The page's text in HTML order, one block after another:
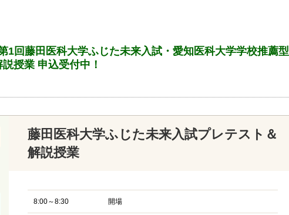
1回藤田医科大学ふじた未来入試・愛知医科大学学校推薦型
授業 申込受付中！
藤田医科大学ふじた未来入試プレテスト＆
解説授業
8:00～8:30 開場